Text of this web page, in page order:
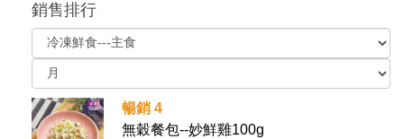
銷售排行
暢銷 4
無穀餐包--妙鮮雞100g